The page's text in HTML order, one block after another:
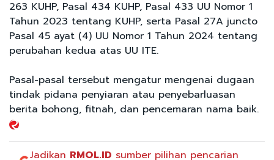
263 KUHP, Pasal 434 KUHP, Pasal 433 UU Nomor 1
Tahun 2023 tentang KUHP, serta Pasal 27A juncto
Pasal 45 ayat (4) UU Nomor 1 Tahun 2024 tentang
perubahan kedua atas UU ITE.
Pasal-pasal tersebut mengatur mengenai dugaan
tindak pidana penyiaran atau penyebarluasan
berita bohong, fitnah, dan pencemaran nama baik.
Jadikan RMOL.ID sumber pilihan pencarian